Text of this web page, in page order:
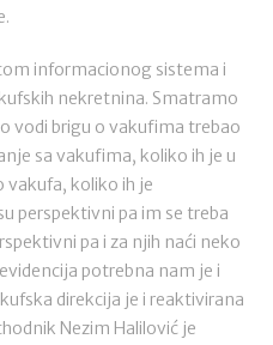
informacionog sistema i
nekretnina. Smatramo
vodi brigu o vakufima trebao
sa vakufima, koliko ih je u
koliko ih je
perspektivni pa im se treba
pa i za njih naći neko
potrebna nam je i
direkcija je i reaktivirana
Nezim Halilović je